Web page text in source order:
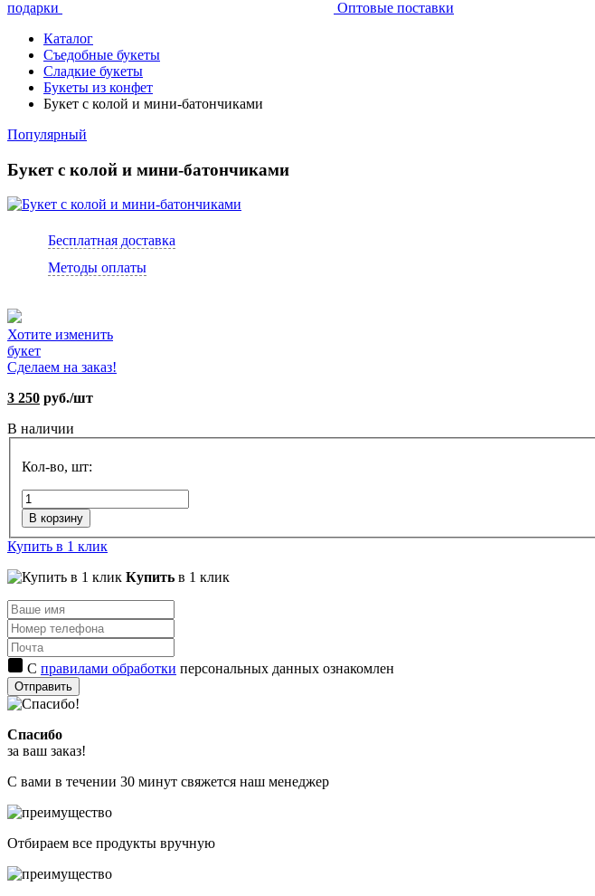
подарки
Оптовые поставки
Каталог
Съедобные букеты
Сладкие букеты
Букеты из конфет
Букет с колой и мини-батончиками
Популярный
Букет с колой и мини-батончиками
Бесплатная доставка
Методы оплаты
Хотите изменить
букет
Сделаем на заказ!
3 250 руб./шт
В наличии
Кол-во, шт:
В корзину
Купить в 1 клик
Купить в 1 клик
С правилами обработки персональных данных ознакомлен
Отправить
Спасибо
за ваш заказ!
С вами в течении 30 минут свяжется наш менеджер
Отбираем все продукты вручную